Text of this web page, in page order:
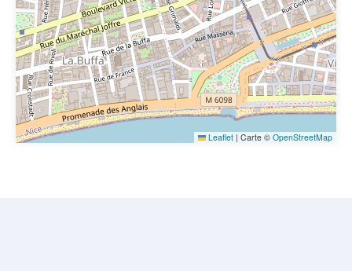
Leaflet | Carte © OpenStreetMap